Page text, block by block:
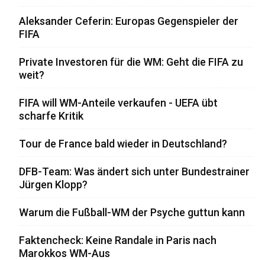
Aleksander Ceferin: Europas Gegenspieler der
FIFA
Private Investoren für die WM: Geht die FIFA zu
weit?
FIFA will WM-Anteile verkaufen - UEFA übt
scharfe Kritik
Tour de France bald wieder in Deutschland?
DFB-Team: Was ändert sich unter Bundestrainer
Jürgen Klopp?
Warum die Fußball-WM der Psyche guttun kann
Faktencheck: Keine Randale in Paris nach
Marokkos WM-Aus